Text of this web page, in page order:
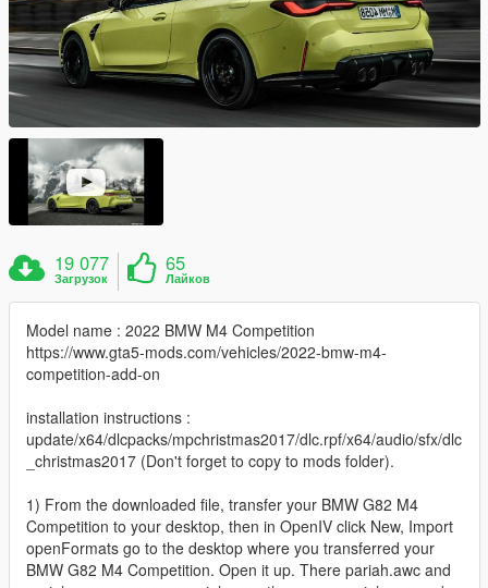
19 077
Загрузок
65
Лайков
Model name : 2022 BMW M4 Competition
https://www.gta5-mods.com/vehicles/2022-bmw-m4-
competition-add-on
installation instructions :
update/x64/dlcpacks/mpchristmas2017/dlc.rpf/x64/audio/sfx/dlc
_christmas2017 (Don't forget to copy to mods folder).
1) From the downloaded file, transfer your BMW G82 M4
Competition to your desktop, then in OpenIV click New, Import
openFormats go to the desktop where you transferred your
BMW G82 M4 Competition. Open it up. There pariah.awc and